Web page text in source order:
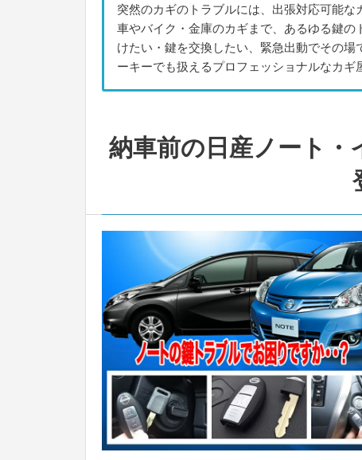
突然のカギのトラブルには、出張対応可能な
車やバイク・金庫のカギまで、あるゆる鍵
けたい・鍵を交換したい、緊急出動でその
ーキーでも扱えるプロフェッショナルなカギ
納車前の日産ノート・